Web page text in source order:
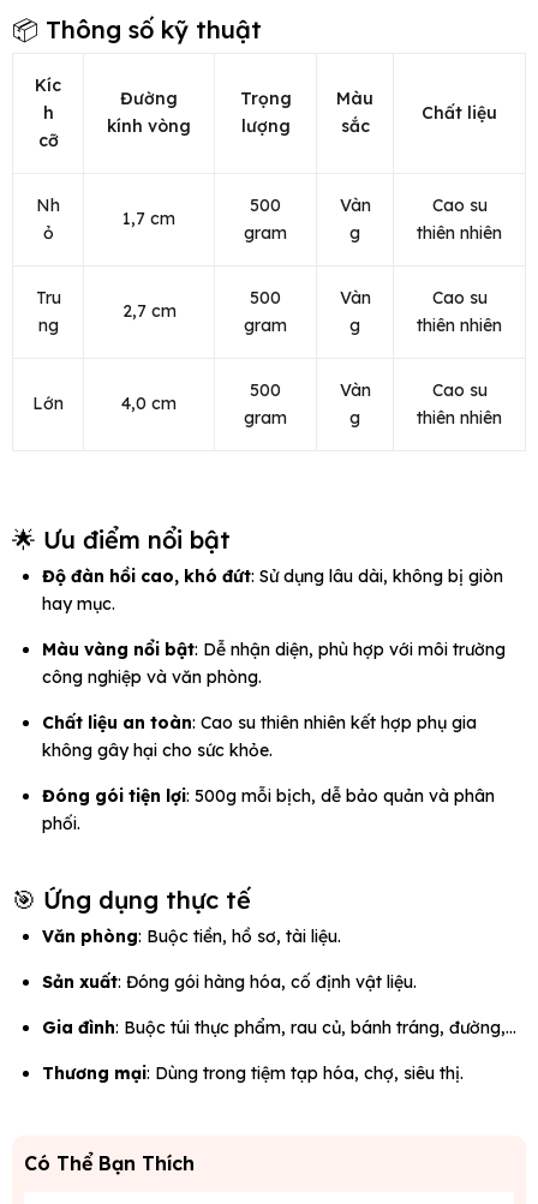
📦 Thông số kỹ thuật
Kíc
h
cỡ
Đường
kính vòng
Trọng
lượng
Màu
sắc
Chất liệu
Nh
ỏ
1,7 cm
500
gram
Vàn
g
Cao su
thiên nhiên
Tru
ng
2,7 cm
500
gram
Vàn
g
Cao su
thiên nhiên
Lớn 4,0 cm
500
gram
Vàn
g
Cao su
thiên nhiên
🌟 Ưu điểm nổi bật
Độ đàn hồi cao, khó đứt: Sử dụng lâu dài, không bị giòn
hay mục.
Màu vàng nổi bật: Dễ nhận diện, phù hợp với môi trường
công nghiệp và văn phòng.
Chất liệu an toàn: Cao su thiên nhiên kết hợp phụ gia
không gây hại cho sức khỏe.
Đóng gói tiện lợi: 500g mỗi bịch, dễ bảo quản và phân
phối.
🎯 Ứng dụng thực tế
Văn phòng: Buộc tiền, hồ sơ, tài liệu.
Sản xuất: Đóng gói hàng hóa, cố định vật liệu.
Gia đình: Buộc túi thực phẩm, rau củ, bánh tráng, đường,...
Thương mại: Dùng trong tiệm tạp hóa, chợ, siêu thị.
Có Thể Bạn Thích